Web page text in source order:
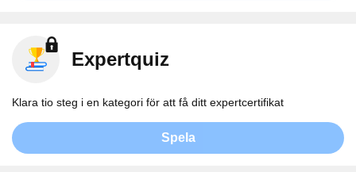
Expertquiz
Klara tio steg i en kategori för att få ditt expertcertifikat
Spela